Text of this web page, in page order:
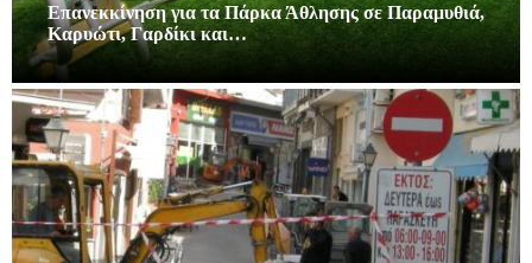
Επανεκκίνηση για τα Πάρκα Άθλησης σε Παραμυθιά,
Καρυώτι, Γαρδίκι και…